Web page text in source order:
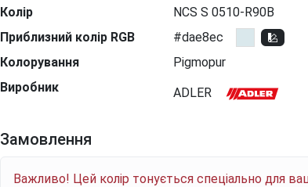
Колір
NCS S 0510-R90B
Приблизний колір RGB
#dae8ec
Колорування
Pigmopur
Виробник
ADLER
Замовлення
Важливо! Цей колір тонується спеціально для